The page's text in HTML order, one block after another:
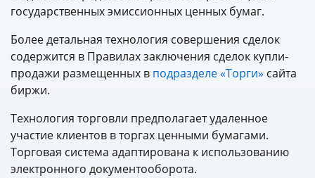
государственных эмиссионных ценных бумаг.
Более детальная технология совершения сделок
содержится в Правилах заключения сделок купли-
продажи размещенных в подразделе «Торги» сайта
биржи.
Технология торговли предполагает удаленное
участие клиентов в торгах ценными бумагами.
Торговая система адаптирована к использованию
электронного документооборота.